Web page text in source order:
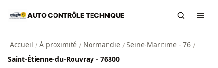
Aller au contenu principal
AUTO CONTRÔLE TECHNIQUE
Accueil / À proximité / Normandie / Seine-Maritime - 76 /
Saint-Étienne-du-Rouvray - 76800